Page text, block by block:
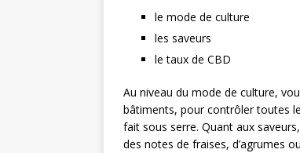
le mode de culture
les saveurs
le taux de CBD
Au niveau du mode de culture,
bâtiments, pour contrôler toutes
fait sous serre. Quant aux
des notes de fraises, d’agrumes